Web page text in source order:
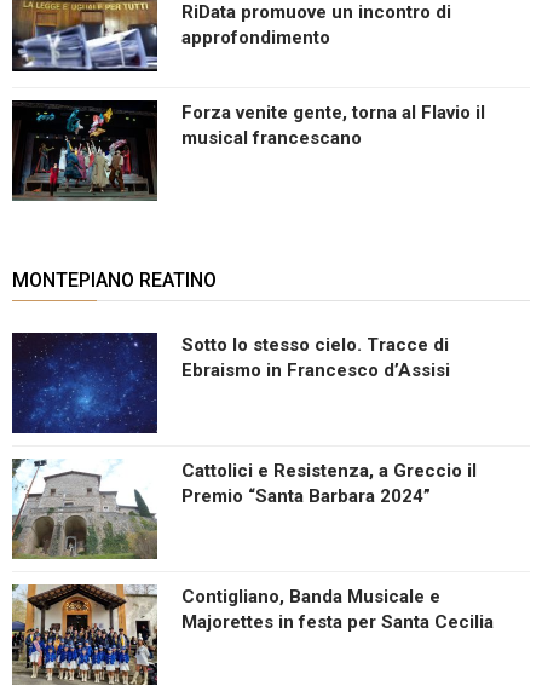
RiData promuove un incontro di
approfondimento
Forza venite gente, torna al Flavio il
musical francescano
MONTEPIANO REATINO
Sotto lo stesso cielo. Tracce di
Ebraismo in Francesco d’Assisi
Cattolici e Resistenza, a Greccio il
Premio “Santa Barbara 2024”
Contigliano, Banda Musicale e
Majorettes in festa per Santa Cecilia